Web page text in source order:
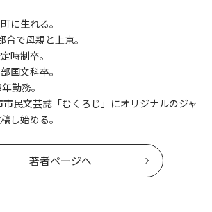
に生れる。
で母親と上京。
時制卒。
国文科卒。
勤務。
民文芸誌「むくろじ」にオリジナルのジャ
し始める。
著者ページへ